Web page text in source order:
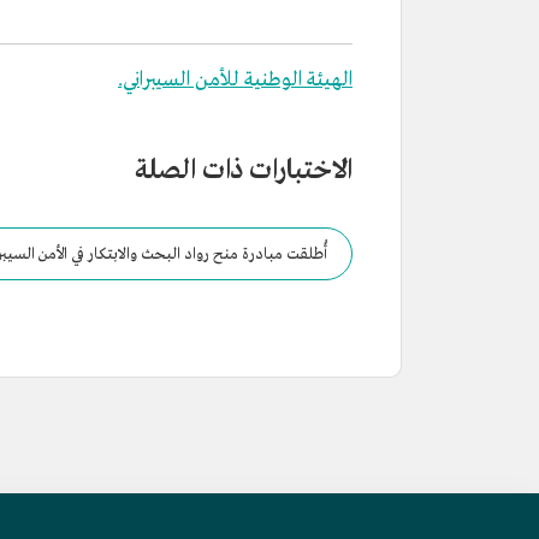
الهيئة الوطنية للأمن السيبراني.
الاختبارات ذات الصلة
أُطلقت مبادرة منح رواد البحث والابتكار في الأمن